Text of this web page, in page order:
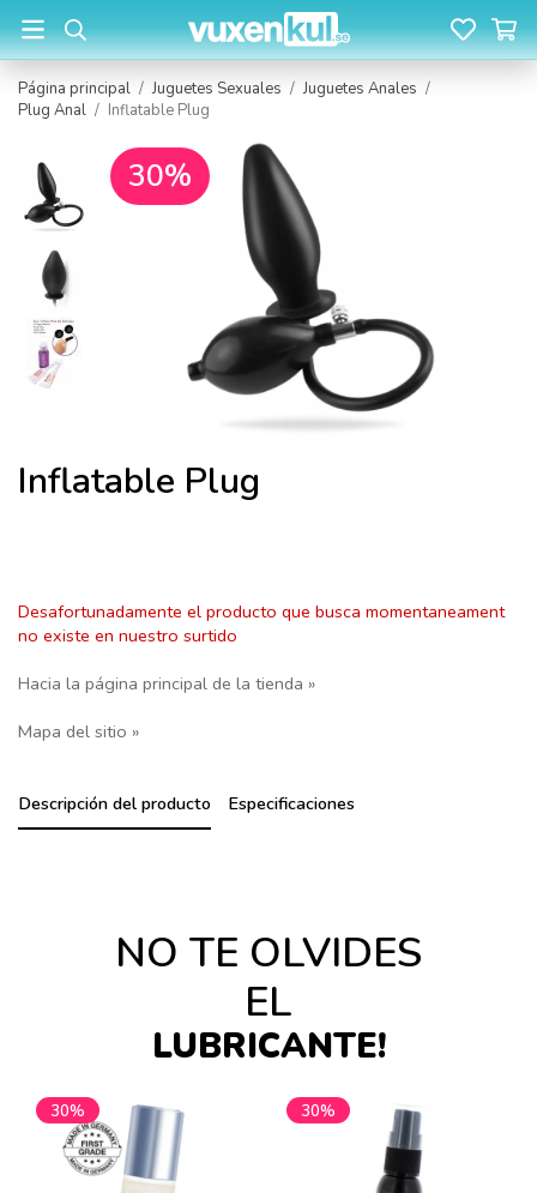
Página principal / Juguetes Sexuales / Juguetes Anales /
Plug Anal / Inflatable Plug
30%
Inflatable Plug
Desafortunadamente el producto que busca momentaneament
no existe en nuestro surtido
Hacia la página principal de la tienda »
Mapa del sitio »
Descripción del producto Especificaciones
NO TE OLVIDES
EL
LUBRICANTE!
30% 30%